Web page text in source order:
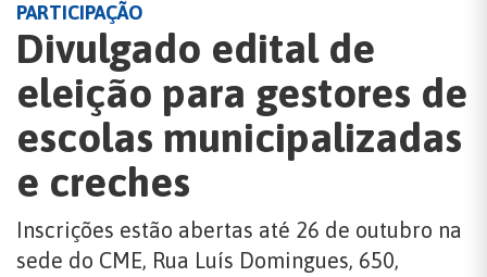
PARTICIPAÇÃO
Divulgado edital de
eleição para gestores de
escolas municipalizadas
e creches
Inscrições estão abertas até 26 de outubro na
sede do CME, Rua Luís Domingues, 650,